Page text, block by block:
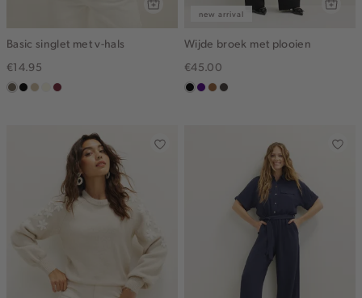
Basic singlet met v-hals
€14.95
middenbruin
zwartlichtzand
wit,bordeaux
new arrival
Wijde broek met plooien
€45.00
zwart
indigo
deepmocca
choco